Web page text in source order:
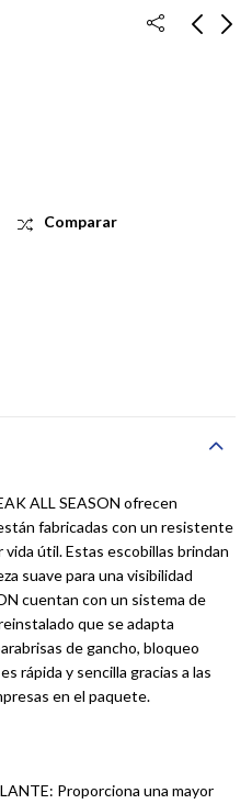
Comparar
ALL SEASON ofrecen
fabricadas con un resistente
vida útil. Estas escobillas brindan
suave para una visibilidad
cuentan con un sistema de
que se adapta
de gancho, bloqueo
rápida y sencilla gracias a las
en el paquete.
Proporciona una mayor